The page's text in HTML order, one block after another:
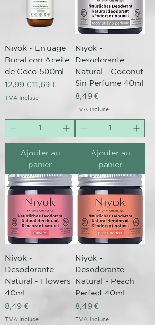
Niyok - Enjuage
Bucal con Aceite
de Coco 500ml
Prix original
12,99 € Prix promotionnel
11,69 €
TVA Incluse
Ajouter au
panier
Niyok -
Desodorante
Natural - Coconut
Sin Perfume 40ml
Prix
8,49 €
TVA Incluse
Ajouter au
panier
Niyok -
Desodorante
Natural - Flowers
40ml
Prix
8,49 €
TVA Incluse
Niyok -
Desodorante
Natural - Peach
Perfect 40ml
Prix
8,49 €
TVA Incluse